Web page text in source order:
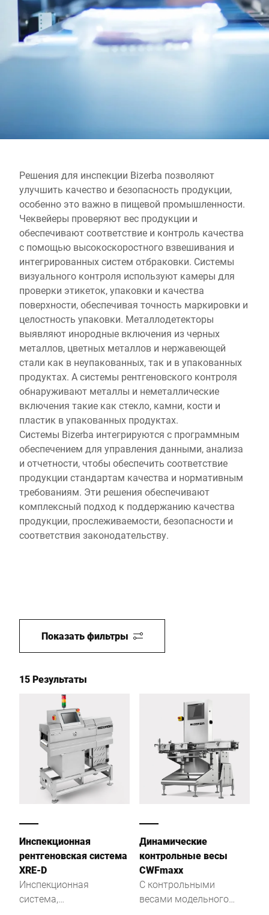
Глобальный веб -сайт
Решения для инспекции Bizerba позволяют
улучшить качество и безопасность продукции,
особенно это важно в пищевой промышленности.
Чеквейеры проверяют вес продукции и
обеспечивают соответствие и контроль качества
с помощью высокоскоростного взвешивания и
интегрированных систем отбраковки. Системы
визуального контроля используют камеры для
проверки этикеток, упаковки и качества
поверхности, обеспечивая точность маркировки и
целостность упаковки. Металлодетекторы
выявляют инородные включения из черных
металлов, цветных металлов и нержавеющей
стали как в неупакованных, так и в упакованных
продуктах. А системы рентгеновского контроля
обнаруживают металлы и неметаллические
включения такие как стекло, камни, кости и
пластик в упакованных продуктах.
Системы Bizerba интегрируются с программным
обеспечением для управления данными, анализа
и отчетности, чтобы обеспечить соответствие
продукции стандартам качества и нормативным
требованиям. Эти решения обеспечивают
комплексный подход к поддержанию качества
продукции, прослеживаемости, безопасности и
соответствия законодательству.
Показать фильтры
15 Результаты
Инспекционная
рентгеновская система
XRE-D
Инспекционная
система,
Динамические
контрольные весы
CWFmaxx
С контрольными
весами модельного